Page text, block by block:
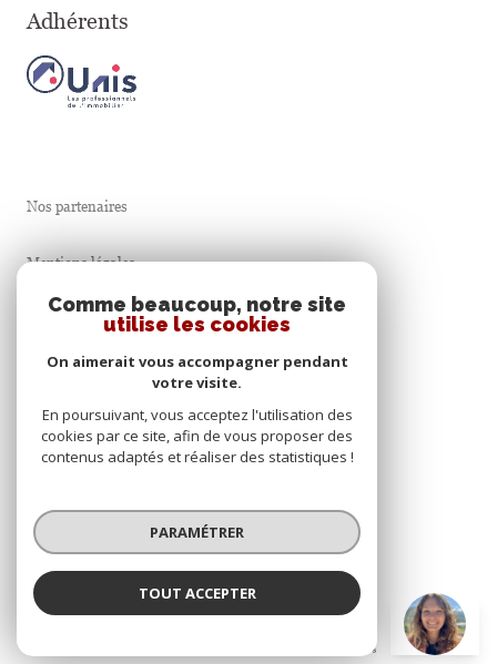
Adhérents
Nos partenaires
Mentions légales
Politique RGPD
Comme beaucoup, notre site
utilise les cookies
On aimerait vous accompagner pendant
votre visite.
En poursuivant, vous acceptez l'utilisation des
cookies par ce site, afin de vous proposer des
contenus adaptés et réaliser des statistiques !
PARAMÉTRER
TOUT ACCEPTER